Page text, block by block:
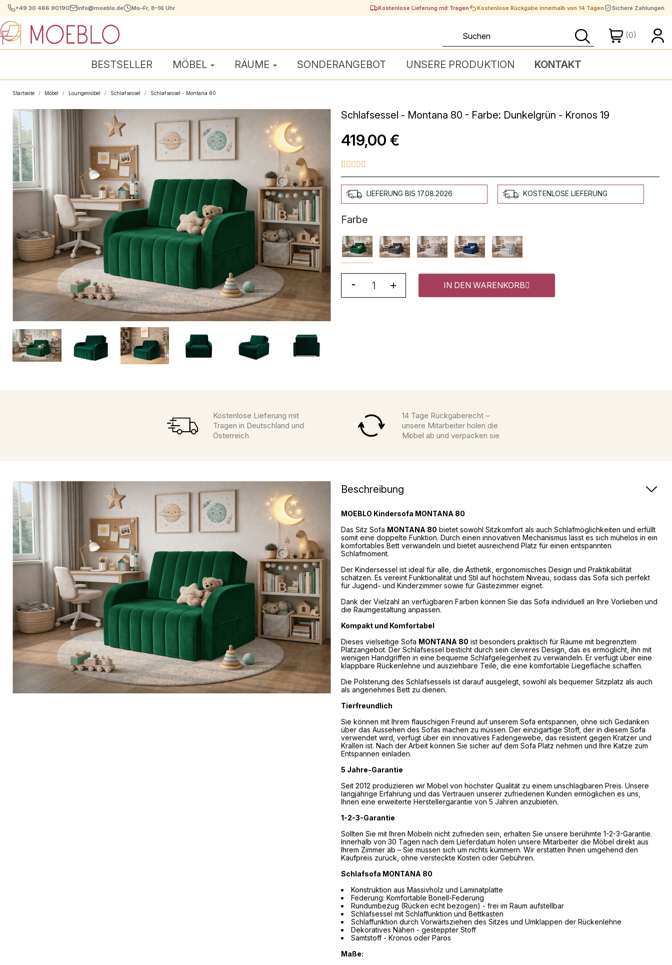
+49 30 466 90190 info@moeblo.de Mo–Fr, 8–16 Uhr Kostenlose Lieferung mit Tragen Kostenlose Rückgabe innerhalb von 14 Tagen Sichere Zahlungen
(0)
BESTSELLER MÖBEL RÄUME SONDERANGEBOT UNSERE PRODUKTION KONTAKT
Startseite Möbel Loungemöbel Schlafsessel Schlafsessel - Montana 80
Schlafsessel - Montana 80 - Farbe: Dunkelgrün - Kronos 19
419,00 €
    
LIEFERUNG BIS 17.08.2026 KOSTENLOSE LIEFERUNG
Farbe
IN DEN WARENKORB
Kostenlose Lieferung mit
Tragen in Deutschland und
Österreich
14 Tage Rückgaberecht –
unsere Mitarbeiter holen die
Möbel ab und verpacken sie
Beschreibung
MOEBLO Kindersofa MONTANA 80
Das Sitz Sofa MONTANA 80 bietet sowohl Sitzkomfort als auch Schlafmöglichkeiten und erfüllt
somit eine doppelte Funktion. Durch einen innovativen Mechanismus lässt es sich mühelos in ein
komfortables Bett verwandeln und bietet ausreichend Platz für einen entspannten
Schlafmoment.
Der Kindersessel ist ideal für alle, die Ästhetik, ergonomisches Design und Praktikabilität
schätzen. Es vereint Funktionalität und Stil auf höchstem Niveau, sodass das Sofa sich perfekt
für Jugend- und Kinderzimmer sowie für Gästezimmer eignet.
Dank der Vielzahl an verfügbaren Farben können Sie das Sofa individuell an Ihre Vorlieben und
die Raumgestaltung anpassen.
Kompakt und Komfortabel
Dieses vielseitige Sofa MONTANA 80 ist besonders praktisch für Räume mit begrenztem
Platzangebot. Der Schlafsessel besticht durch sein cleveres Design, das es ermöglicht, ihn mit
wenigen Handgriffen in eine bequeme Schlafgelegenheit zu verwandeln. Er verfügt über eine
klappbare Rückenlehne und ausziehbare Teile, die eine komfortable Liegefläche schaffen.
Die Polsterung des Schlafsessels ist darauf ausgelegt, sowohl als bequemer Sitzplatz als auch
als angenehmes Bett zu dienen.
Tierfreundlich
Sie können mit Ihrem flauschigen Freund auf unserem Sofa entspannen, ohne sich Gedanken
über das Aussehen des Sofas machen zu müssen. Der einzigartige Stoff, der in diesem Sofa
verwendet wird, verfügt über ein innovatives Fadengewebe, das resistent gegen Kratzer und
Krallen ist. Nach der Arbeit können Sie sicher auf dem Sofa Platz nehmen und Ihre Katze zum
Entspannen einladen.
5 Jahre-Garantie
Seit 2012 produzieren wir Möbel von höchster Qualität zu einem unschlagbaren Preis. Unsere
langjährige Erfahrung und das Vertrauen unserer zufriedenen Kunden ermöglichen es uns,
Ihnen eine erweiterte Herstellergarantie von 5 Jahren anzubieten.
1-2-3-Garantie
Sollten Sie mit Ihren Möbeln nicht zufrieden sein, erhalten Sie unsere berühmte 1-2-3-Garantie.
Innerhalb von 30 Tagen nach dem Lieferdatum holen unsere Mitarbeiter die Möbel direkt aus
Ihrem Zimmer ab – Sie müssen sich um nichts kümmern. Wir erstatten Ihnen umgehend den
Kaufpreis zurück, ohne versteckte Kosten oder Gebühren.
Schlafsofa MONTANA 80
Konstruktion aus Massivholz und Laminatplatte
Federung: Komfortable Bonell-Federung
Rundumbezug (Rücken echt bezogen) - frei im Raum aufstellbar
Schlafsessel mit Schlaffunktion und Bettkasten
Schlaffunktion durch Vorwärtsziehen des Sitzes und Umklappen der Rückenlehne
Dekoratives Nähen - gesteppter Stoff
Samtstoff - Kronos oder Paros
Maße: